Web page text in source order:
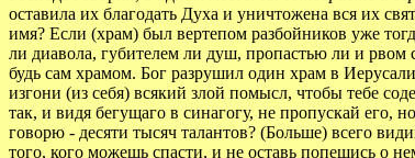
оставила их благодать Духа и уничтожена вся их
имя? Если (храм) был вертепом разбойников уже
ли диавола, губителем ли душ, пропастью ли и рвом
будь сам храмом. Бог разрушил один храм в
изгони (из себя) всякий злой помысл, чтобы тебе
так, и видя бегущаго в синагогу, не пропускай
говорю - десяти тысяч талантов? (Больше) всего
того, кого можешь спасти, и не оставь попещись о